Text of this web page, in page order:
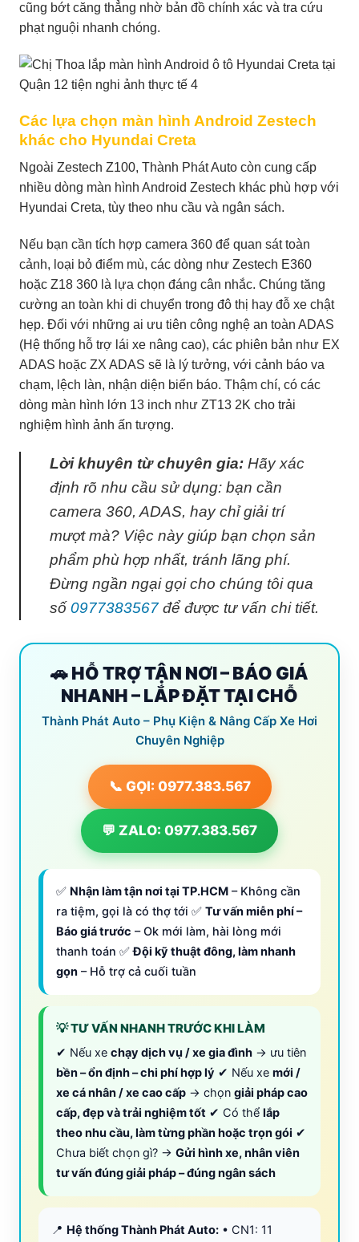
cũng bớt căng thẳng nhờ bản đồ chính xác và tra cứu
phạt nguội nhanh chóng.
Các lựa chọn màn hình Android Zestech
khác cho Hyundai Creta
Ngoài Zestech Z100, Thành Phát Auto còn cung cấp
nhiều dòng màn hình Android Zestech khác phù hợp với
Hyundai Creta, tùy theo nhu cầu và ngân sách.
Nếu bạn cần tích hợp camera 360 để quan sát toàn
cảnh, loại bỏ điểm mù, các dòng như Zestech E360
hoặc Z18 360 là lựa chọn đáng cân nhắc. Chúng tăng
cường an toàn khi di chuyển trong đô thị hay đỗ xe chật
hẹp. Đối với những ai ưu tiên công nghệ an toàn ADAS
(Hệ thống hỗ trợ lái xe nâng cao), các phiên bản như EX
ADAS hoặc ZX ADAS sẽ là lý tưởng, với cảnh báo va
chạm, lệch làn, nhận diện biển báo. Thậm chí, có các
dòng màn hình lớn 13 inch như ZT13 2K cho trải
nghiệm hình ảnh ấn tượng.
Lời khuyên từ chuyên gia: Hãy xác
định rõ nhu cầu sử dụng: bạn cần
camera 360, ADAS, hay chỉ giải trí
mượt mà? Việc này giúp bạn chọn sản
phẩm phù hợp nhất, tránh lãng phí.
Đừng ngần ngại gọi cho chúng tôi qua
số 0977383567 để được tư vấn chi tiết.
🚗 HỖ TRỢ TẬN NƠI – BÁO GIÁ
NHANH – LẮP ĐẶT TẠI CHỖ
Thành Phát Auto – Phụ Kiện & Nâng Cấp Xe Hơi
Chuyên Nghiệp
📞 GỌI: 0977.383.567
💬 ZALO: 0977.383.567
✅ Nhận làm tận nơi tại TP.HCM – Không cần
ra tiệm, gọi là có thợ tới ✅ Tư vấn miễn phí –
Báo giá trước – Ok mới làm, hài lòng mới
thanh toán ✅Đội kỹ thuật đông, làm nhanh
gọn – Hỗ trợ cả cuối tuần
💡 TƯ VẤN NHANH TRƯỚC KHI LÀM
✔ Nếu xe chạy dịch vụ / xe gia đình → ưu tiên
bền – ổn định – chi phí hợp lý ✔ Nếu xe mới /
xe cá nhân / xe cao cấp → chọn giải pháp cao
cấp, đẹp và trải nghiệm tốt ✔ Có thể lắp
theo nhu cầu, làm từng phần hoặc trọn gói ✔
Chưa biết chọn gì? → Gửi hình xe, nhân viên
tư vấn đúng giải pháp – đúng ngân sách
📍 Hệ thống Thành Phát Auto: • CN1: 11